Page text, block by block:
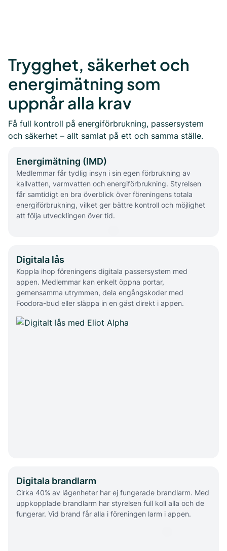
Trygghet, säkerhet och
energimätning som
uppnår alla krav
Få full kontroll på energiförbrukning, passersystem
och säkerhet – allt samlat på ett och samma ställe.
Energimätning (IMD)
Medlemmar får tydlig insyn i sin egen förbrukning av
kallvatten, varmvatten och energiförbrukning. Styrelsen
får samtidigt en bra överblick över föreningens totala
energiförbrukning, vilket ger bättre kontroll och möjlighet
att följa utvecklingen över tid.
Digitala lås
Koppla ihop föreningens digitala passersystem med
appen. Medlemmar kan enkelt öppna portar,
gemensamma utrymmen, dela engångskoder med
Foodora-bud eller släppa in en gäst direkt i appen.
Digitala brandlarm
Cirka 40% av lägenheter har ej fungerade brandlarm. Med
uppkopplade brandlarm har styrelsen full koll alla och de
fungerar. Vid brand får alla i föreningen larm i appen.